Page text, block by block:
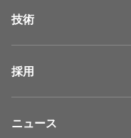
技術
採用
ニュース